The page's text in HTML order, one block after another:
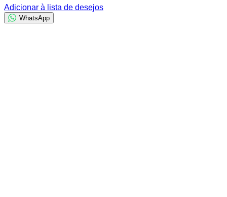
Adicionar à lista de desejos
WhatsApp